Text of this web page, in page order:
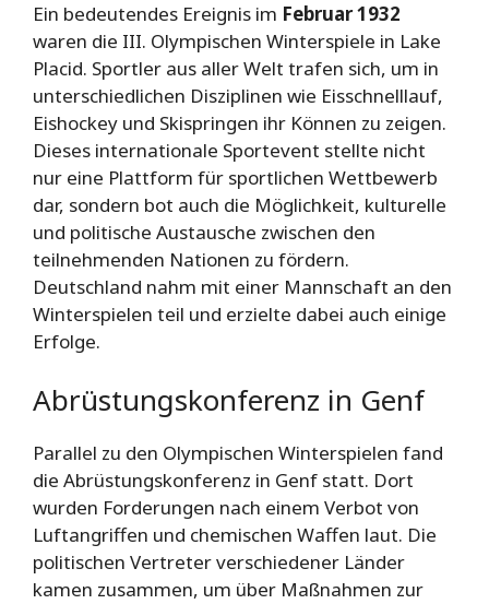
Ein bedeutendes Ereignis im Februar 1932
waren die III. Olympischen Winterspiele in Lake
Placid. Sportler aus aller Welt trafen sich, um in
unterschiedlichen Disziplinen wie Eisschnelllauf,
Eishockey und Skispringen ihr Können zu zeigen.
Dieses internationale Sportevent stellte nicht
nur eine Plattform für sportlichen Wettbewerb
dar, sondern bot auch die Möglichkeit, kulturelle
und politische Austausche zwischen den
teilnehmenden Nationen zu fördern.
Deutschland nahm mit einer Mannschaft an den
Winterspielen teil und erzielte dabei auch einige
Erfolge.
Abrüstungskonferenz in Genf
Parallel zu den Olympischen Winterspielen fand
die Abrüstungskonferenz in Genf statt. Dort
wurden Forderungen nach einem Verbot von
Luftangriffen und chemischen Waffen laut. Die
politischen Vertreter verschiedener Länder
kamen zusammen, um über Maßnahmen zur